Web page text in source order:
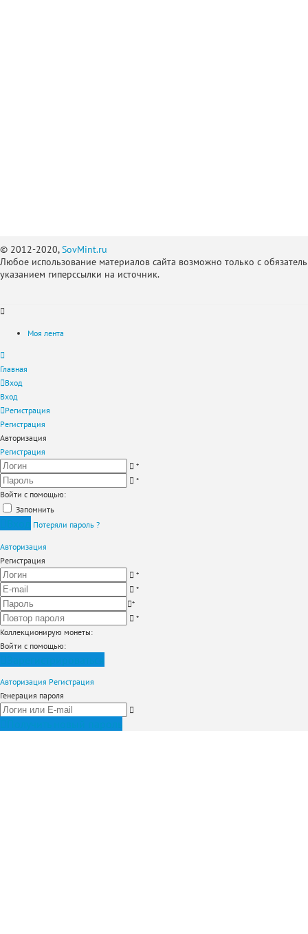
© 2012-2020,SovMint.ru
Любое использование материалов сайта возможно только с
указанием гиперссылки на источник.
Моя лента
Главная
Вход
Вход
Регистрация
Регистрация
Авторизация
Регистрация
*
*
Войти с помощью:
Запомнить
Потеряли пароль ?
Авторизация
Регистрация
*
*
*
*
Коллекционирую монеты:
Войти с помощью:
Авторизация Регистрация
Генерация пароля